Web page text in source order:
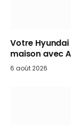
Votre
maison avec
6 août 2026